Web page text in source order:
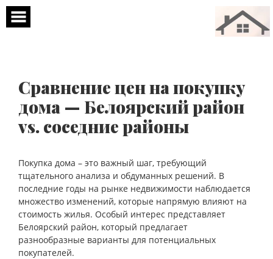
Перейти
содержимому
Сравнение цен на покупку
дома — Белоярский район
vs. соседние районы
Покупка дома – это важный шаг, требующий
тщательного анализа и обдуманных решений. В
последние годы на рынке недвижимости наблюдается
множество изменений, которые напрямую влияют на
стоимость жилья. Особый интерес представляет
Белоярский район, который предлагает
разнообразные варианты для потенциальных
покупателей.